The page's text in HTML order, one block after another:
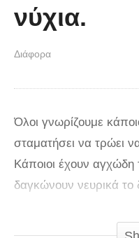
νύχια.
Διάφορα
Όλοι γνωρίζουμε
σταματήσει να τρώει
Κάποιοι έχουν
δαγκώνουν νευρικά
ηρεμήσουν. Το